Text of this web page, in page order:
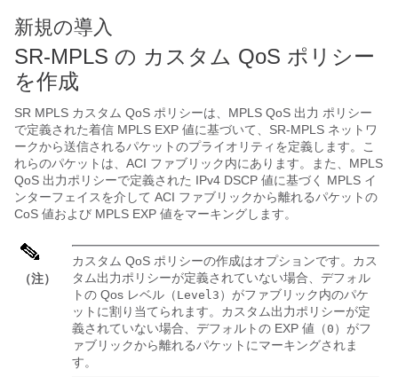
新規の導入
SR-MPLS の カスタム QoS ポリシー
を作成
SR MPLS カスタム QoS ポリシーは、MPLS QoS 出力 ポリシー
で定義された着信 MPLS EXP 値に基づいて、SR-MPLS ネットワ
ークから送信されるパケットのプライオリティを定義します。こ
れらのパケットは、ACI ファブリック内にあります。また、MPLS
QoS 出力ポリシーで定義された IPv4 DSCP 値に基づく MPLS イ
ンターフェイスを介して ACI ファブリックから離れるパケットの
CoS 値および MPLS EXP 値をマーキングします。
（注）
カスタム QoS ポリシーの作成はオプションです。カス
タム出力ポリシーが定義されていない場合、デフォル
トの Qos レベル（ Level3 ）がファブリック内のパケ
ットに割り当てられます。カスタム出力ポリシーが定
義されていない場合、デフォルトの EXP 値（0 ）がフ
ァブリックから離れるパケットにマーキングされま
す。